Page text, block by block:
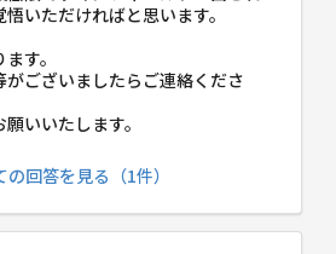
いただければと思います。
す。
がございましたらご連絡くださ
いいたします。
の回答を見る（1件）